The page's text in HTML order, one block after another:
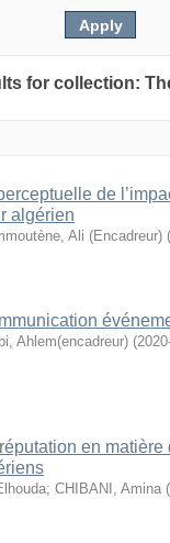
de
algérien
Ali (Encadreur) (
Ahlem(encadreur) (
en
; CHIBANI, Amina